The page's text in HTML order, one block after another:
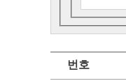
번호